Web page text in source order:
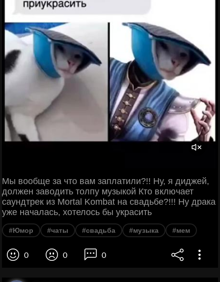
Мы вообще за что вам заплатили?!! Ну, я диджей,
должен заводить толпу музыкой Кто включает
саундтрек из Mortal Kombat на свадьбе?!!! Ну драка
уже началась, хотелось бы украсить
#Юмор #чаты #свадьба #музыка #мем
0 0 0